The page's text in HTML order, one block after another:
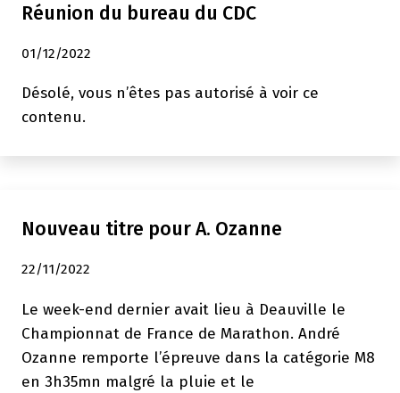
Réunion du bureau du CDC
01/12/2022
Désolé, vous n’êtes pas autorisé à voir ce
contenu.
Nouveau titre pour A. Ozanne
22/11/2022
Le week-end dernier avait lieu à Deauville le
Championnat de France de Marathon. André
Ozanne remporte l’épreuve dans la catégorie M8
en 3h35mn malgré la pluie et le